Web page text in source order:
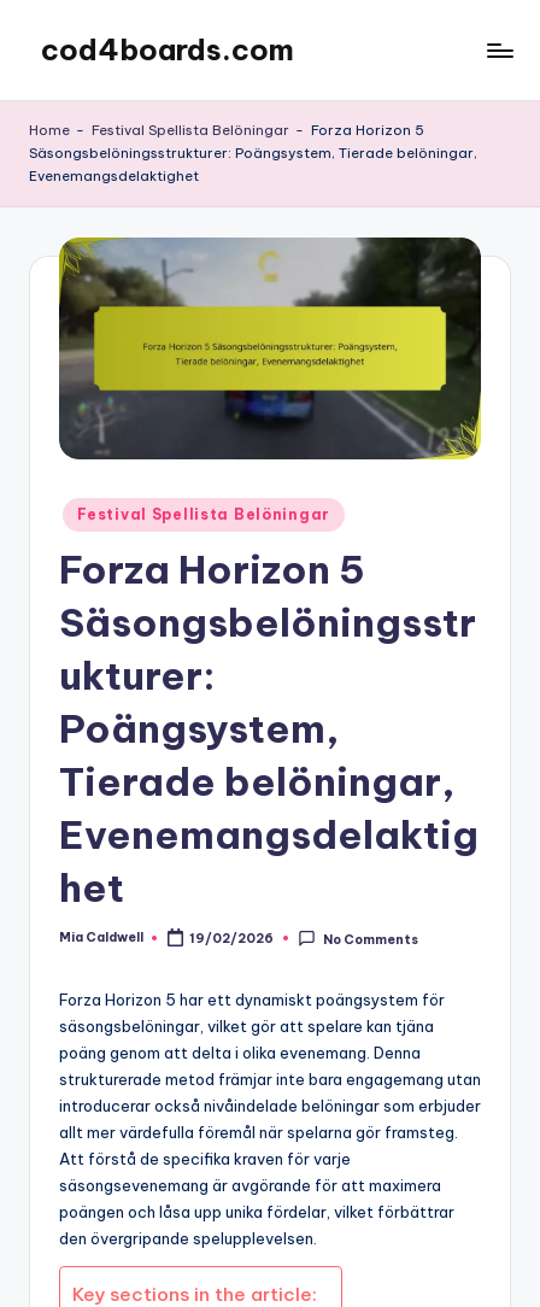
content
cod4boards.com
Home - Festival Spellista Belöningar - Forza Horizon 5
Säsongsbelöningsstrukturer: Poängsystem, Tierade belöningar,
Evenemangsdelaktighet
Posted
in
Festival Spellista Belöningar
Forza Horizon 5
Säsongsbelöningsstr
ukturer:
Poängsystem,
Tierade belöningar,
Evenemangsdelaktig
het
Posted
Mia Caldwell 19/02/2026 No Comments
Forza Horizon 5 har ett dynamiskt poängsystem för
säsongsbelöningar, vilket gör att spelare kan tjäna
poäng genom att delta i olika evenemang. Denna
strukturerade metod främjar inte bara engagemang utan
introducerar också nivåindelade belöningar som erbjuder
allt mer värdefulla föremål när spelarna gör framsteg.
Att förstå de specifika kraven för varje
säsongsevenemang är avgörande för att maximera
poängen och låsa upp unika fördelar, vilket förbättrar
den övergripande spelupplevelsen.
Key sections in the article: